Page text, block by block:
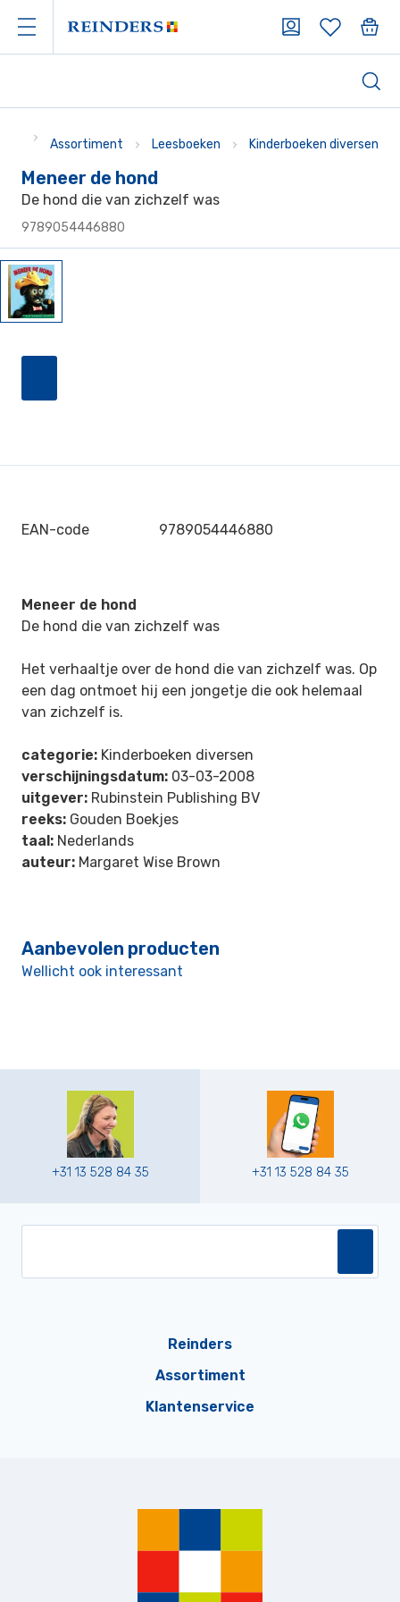
Assortiment Leesboeken Kinderboeken diversen
Meneer de hond
De hond die van zichzelf was
9789054446880
EAN-code 9789054446880
Meneer de hond
De hond die van zichzelf was
Het verhaaltje over de hond die van zichzelf was. Op
een dag ontmoet hij een jongetje die ook helemaal
van zichzelf is.
categorie: Kinderboeken diversen
verschijningsdatum: 03-03-2008
uitgever: Rubinstein Publishing BV
reeks: Gouden Boekjes
taal: Nederlands
auteur: Margaret Wise Brown
Aanbevolen producten
Wellicht ook interessant
+31 13 528 84 35 +31 13 528 84 35
Reinders
Assortiment
Klantenservice